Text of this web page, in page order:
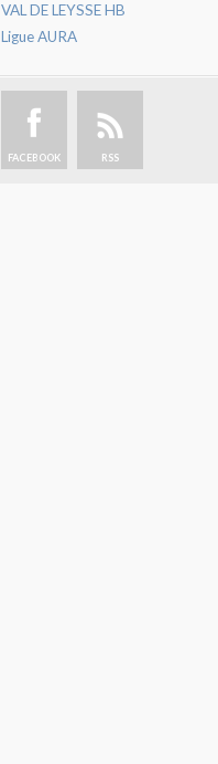
VAL DE LEYSSE HB
Ligue AURA
FACEBOOK RSS